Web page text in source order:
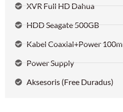
XVR Full HD Dahua
HDD Seagate 500GB
Kabel Coaxial+Power 100m
Power Supply
Aksesoris (Free Duradus)